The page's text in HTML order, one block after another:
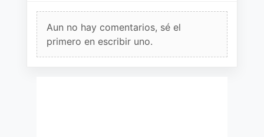
Aun no hay comentarios, sé el
primero en escribir uno.